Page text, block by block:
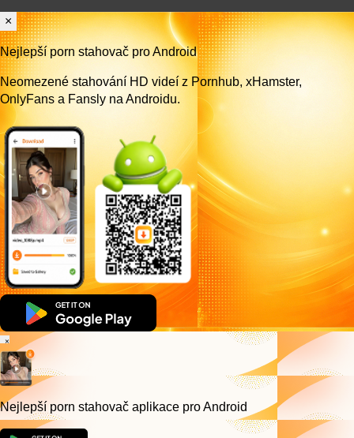
×
Nejlepší porn stahovač pro Android
Neomezené stahování HD videí z Pornhub, xHamster,
OnlyFans a Fansly na Androidu.
×
Nejlepší porn stahovač aplikace pro Android